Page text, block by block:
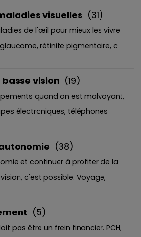
visuelles (31)
de l'œil pour mieux les vivre
rétinite pigmentaire, c
vision (19)
quand on est malvoyant,
électroniques, téléphones
(38)
et continuer à profiter de la
c'est possible. Voyage,
(5)
pas être un frein financier. PCH,